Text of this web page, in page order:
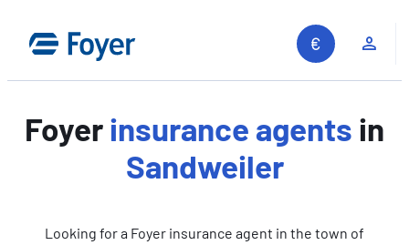
content
Foyerinsurance agents in
Sandweiler
Looking for a Foyer insurance agent in the town of